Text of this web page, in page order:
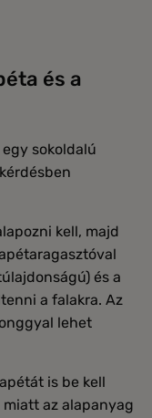
és a
sokoldalú
kell, majd
és a
a falakra. Az
lehet
is be kell
az alapanyag